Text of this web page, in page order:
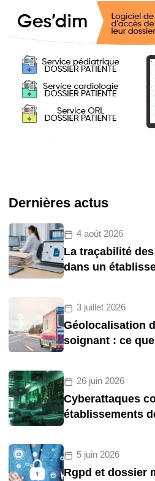
Dernières actus
4 août 2026
La traçabilité
dans un
3 juillet 2026
Géolocalisation
soignant : ce
26 juin 2026
Cyberattaques
établissements
5 juin 2026
Rgpd et dossier